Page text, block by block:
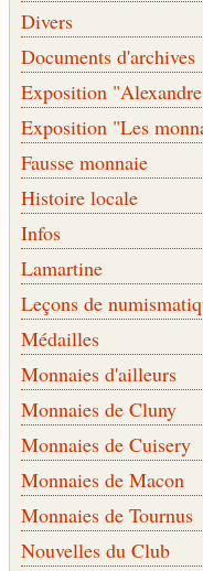
Divers
Documents d'archives
Exposition
Exposition "Les
Fausse monnaie
Histoire locale
Infos
Lamartine
Leçons de
Médailles
Monnaies d'ailleurs
Monnaies de Cluny
Monnaies de Cuisery
Monnaies de Macon
Monnaies de Tournus
Nouvelles du Club